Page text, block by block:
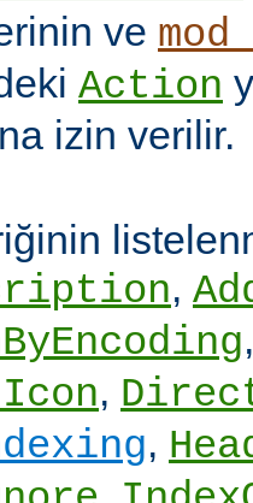
ve
Action
izin verilir.
,
,
,